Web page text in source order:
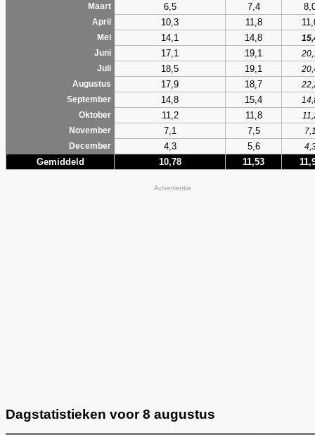
Maart 6,5 7,4
April 10,3 11,8
Mei 14,1 14,8
Juni
17,1 19,1
Juli
18,5 19,1
Augustus
17,9 18,7
September
14,8 15,4
Oktober
11,2 11,8
November
7,1 7,5
December
4,3 5,6
Gemiddeld 10,78 11,53
Advertentie
Dagstatistieken voor 8 augustus